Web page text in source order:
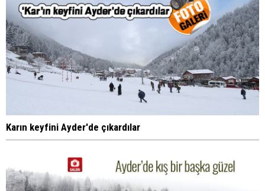
Karın keyfini Ayder'de çıkardılar